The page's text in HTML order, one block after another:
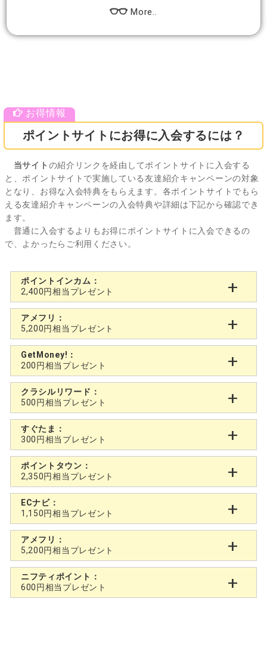
More..
ポイントサイトにお得に入会するには？
当サイト の紹介リンクを経由してポイントサイトに入会する
と、ポイントサイトで実施している友達紹介キャンペーンの対象
となり、お得な入会特典をもらえます。各ポイントサイトでもら
える友達紹介キャンペーンの入会特典や詳細は下記から確認でき
ます。
普通に入会するよりもお得にポイントサイトに入会できるの
で、よかったらご利用ください。
ポイントインカム：
2,400円相当プレゼント
アメフリ：
5,200円相当プレゼント
GetMoney!：
200円相当プレゼント
クラシルリワード：
500円相当プレゼント
すぐたま：
300円相当プレゼント
ポイントタウン：
2,350円相当プレゼント
ECナビ：
1,150円相当プレゼント
アメフリ：
5,200円相当プレゼント
ニフティポイント：
600円相当プレゼント